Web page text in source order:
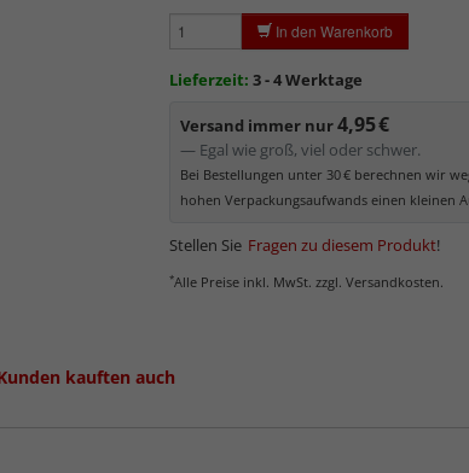
Normalglas hat eine leichte
kommt. Für Bilder mit hellen Farben
In den Warenkorb
Lieferzeit: 3 - 4 Werktage
Versand immer nur4,95 €
— Egal wie groß, viel oder schwer.
Bei Bestellungen unter 30 € berechnen wir
hohen Verpackungsaufwands einen kleinen
Stellen Sie Fragen zu diesem Produkt!
*Alle Preise inkl. MwSt. zzgl. Versandkosten.
kauften auch